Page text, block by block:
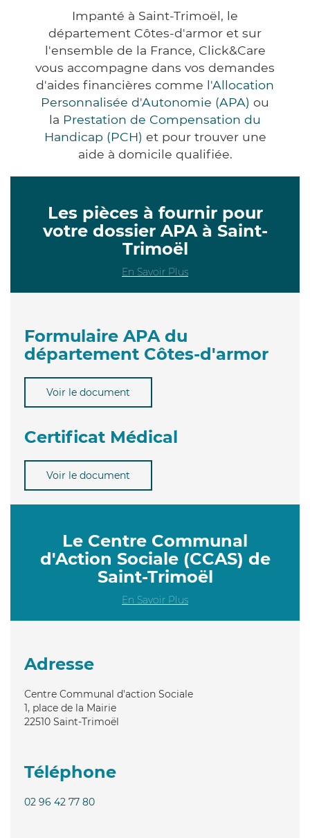
Impanté à Saint-Trimoël, le
département Côtes-d'armor et sur
l'ensemble de la France, Click&Care
vous accompagne dans vos demandes
d'aides financières comme l'Allocation
Personnalisée d'Autonomie (APA) ou
la Prestation de Compensation du
Handicap (PCH) et pour trouver une
aide à domicile qualifiée.
Les pièces à fournir pour
votre dossier APA à Saint-
Trimoël
En Savoir Plus
Formulaire APA du
département Côtes-d'armor
Voir le document
Certificat Médical
Voir le document
Le Centre Communal
d'Action Sociale (CCAS) de
Saint-Trimoël
En Savoir Plus
Adresse
Centre Communal d'action Sociale
1, place de la Mairie
22510 Saint-Trimoël
Téléphone
02 96 42 77 80